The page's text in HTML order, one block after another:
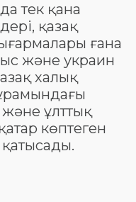
тек қана
қазақ
ғана
және украин
халық
және ұлттық
көптеген